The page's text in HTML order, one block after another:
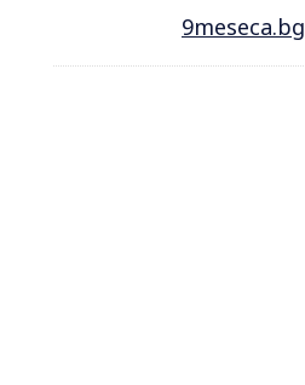
9meseca.bg